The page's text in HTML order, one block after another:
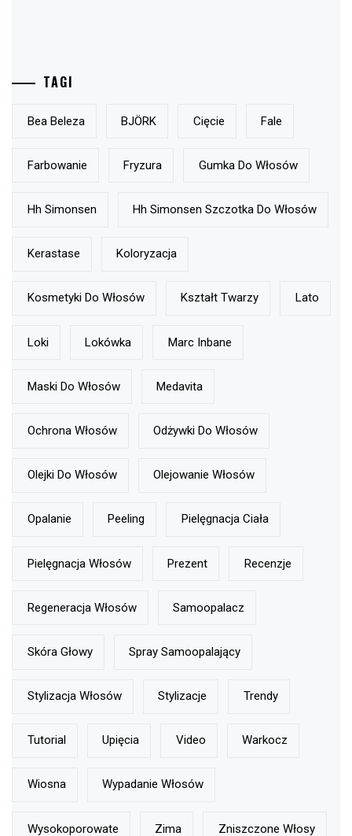
TAGI
Bea Beleza BJÖRK Cięcie Fale
Farbowanie Fryzura Gumka Do Włosów
Hh Simonsen Hh Simonsen Szczotka Do Włosów
Kerastase Koloryzacja
Kosmetyki Do Włosów Kształt Twarzy Lato
Loki Lokówka Marc Inbane
Maski Do Włosów Medavita
Ochrona Włosów Odżywki Do Włosów
Olejki Do Włosów Olejowanie Włosów
Opalanie Peeling Pielęgnacja Ciała
Pielęgnacja Włosów Prezent Recenzje
Regeneracja Włosów Samoopalacz
Skóra Głowy Spray Samoopalający
Stylizacja Włosów Stylizacje Trendy
Tutorial Upięcia Video Warkocz
Wiosna Wypadanie Włosów
Wysokoporowate Zima Zniszczone Włosy